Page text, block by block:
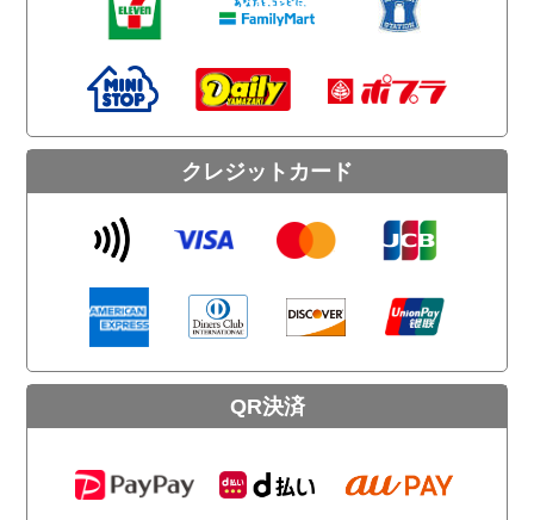
クレジットカード
QR決済